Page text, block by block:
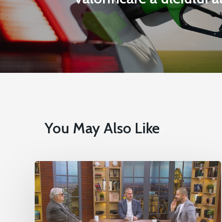
You May Also Like